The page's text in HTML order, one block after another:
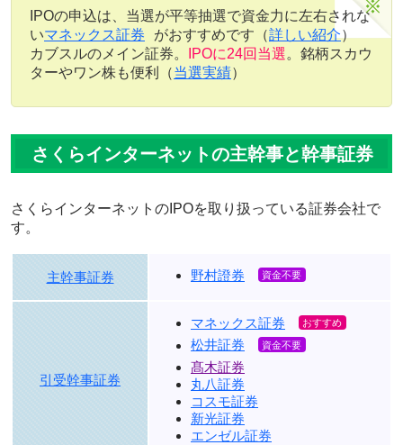
IPOの申込は、当選が平等抽選で資金力に左右されな
いマネックス証券 がおすすめです（詳しい紹介）
カブスルのメイン証券。
IPOに24回当選。銘柄スカウ
ターやワン株も便利（当選実績）
さくらインターネットの主幹事と幹事証券
さくらインターネットのIPOを取り扱っている証券会社で
す。
主幹事証券 野村證券
引受幹事証券
マネックス証券
松井証券
髙木証券
丸八証券
コスモ証券
新光証券
エンゼル証券